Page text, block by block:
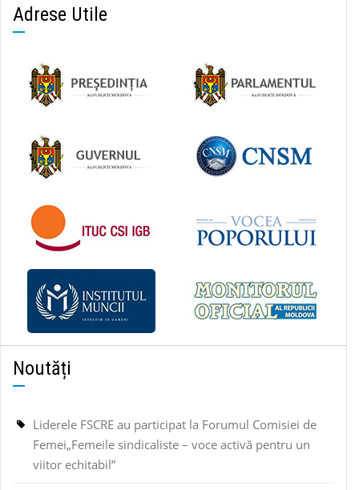
Adrese Utile
Noutăți
Liderele FSCRE au participat la Forumul Comisiei de
Femei„Femeile sindicaliste – voce activă pentru un
viitor echitabil”